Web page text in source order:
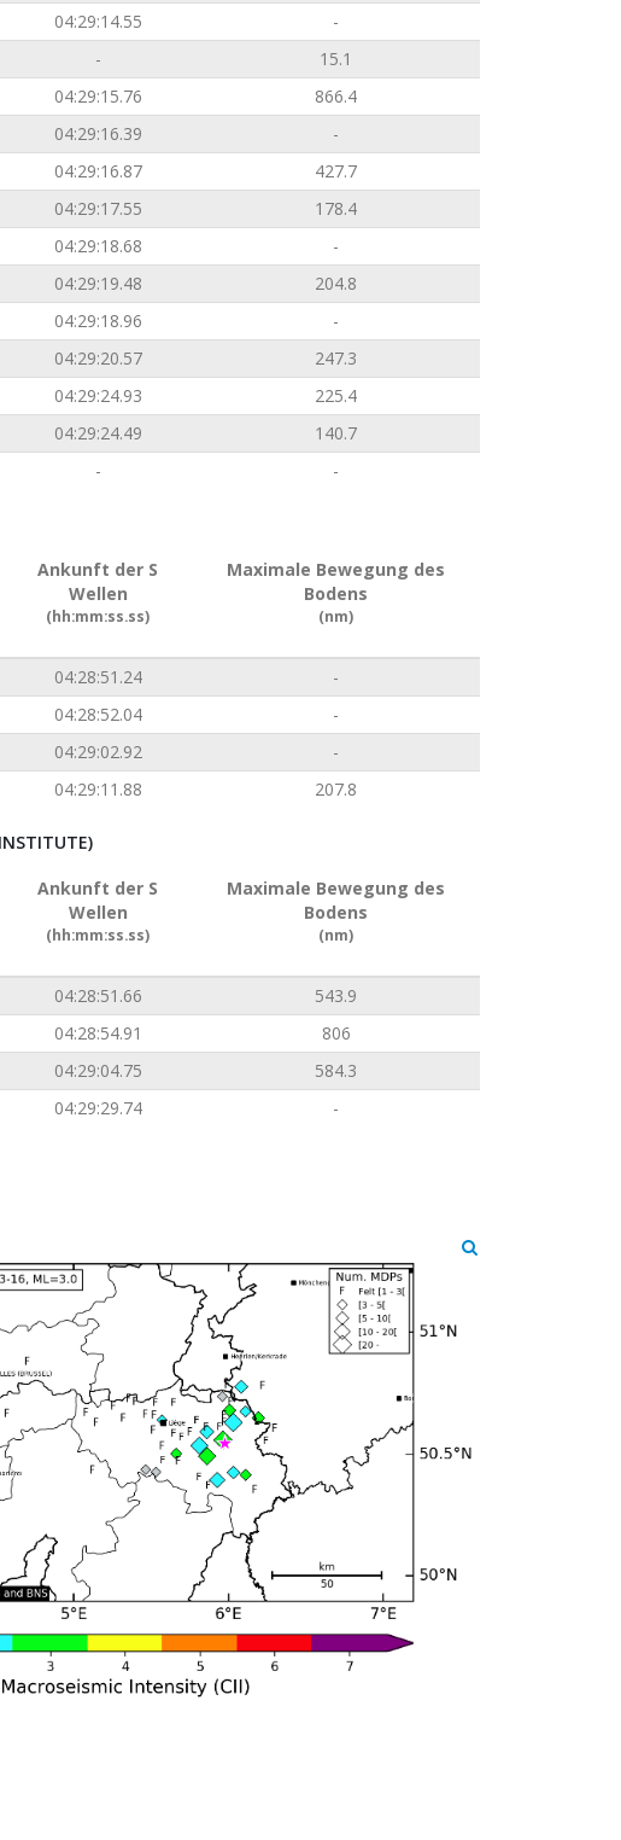
04:29:14.55
-
-
15.1
04:29:15.76
866.4
04:29:16.39
-
04:29:16.87
427.7
04:29:17.55
178.4
04:29:18.68
-
04:29:19.48
204.8
04:29:18.96
-
04:29:20.57
247.3
04:29:24.93
225.4
04:29:24.49
140.7
- -
Ankunft der S
Wellen
(hh:mm:ss.ss)
Maximale Bewegung des
Bodens
(nm)
04:28:51.24
-
04:28:52.04
-
04:29:02.92
-
04:29:11.88 207.8
Ankunft der S
Wellen
(hh:mm:ss.ss)
Maximale Bewegung des
Bodens
(nm)
04:28:51.66
543.9
04:28:54.91
806
04:29:04.75
584.3
04:29:29.74 -